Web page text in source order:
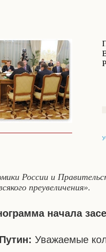
России и
преувеличения».
начала
Уважаемые